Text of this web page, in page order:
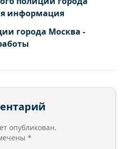
информация
города Москва -
опубликован.
*